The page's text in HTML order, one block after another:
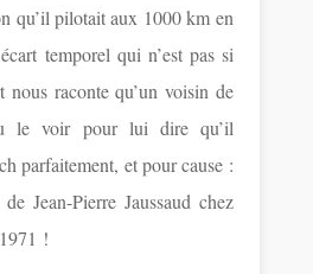
qu’il pilotait aux 1000 km en
temporel qui n’est pas si
nous raconte qu’un voisin de
le voir pour lui dire qu’il
parfaitement, et pour cause :
Jean-Pierre Jaussaud chez
!